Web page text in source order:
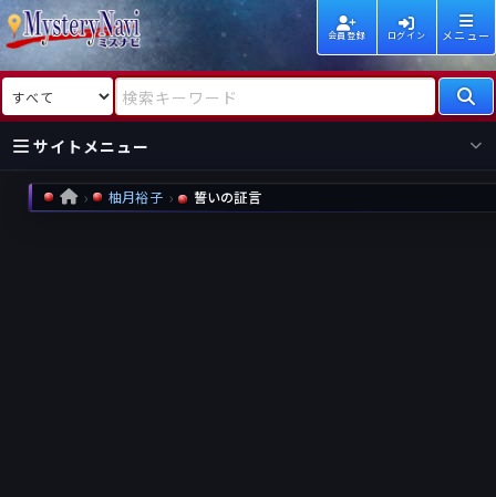
会員登録 ログイン メニュー
検索対象 検索キーワード
サイトメニュー
国内
海外
HOME 柚月裕子 誓いの証言